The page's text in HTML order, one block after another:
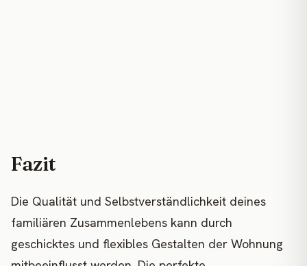
Fazit
Die Qualität und Selbstverständlichkeit deines
familiären Zusammenlebens kann durch
geschicktes und flexibles Gestalten der Wohnung